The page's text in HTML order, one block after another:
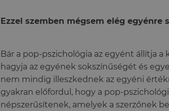
Ezzel szemben mégsem elég egyénre
Bár a pop-pszichológia az egyént állítja
hagyja az egyének sokszínűségét és
nem mindig illeszkednek az egyéni
gyakran előfordul, hogy a pop-
népszerűsítenek, amelyek a szerzőnek